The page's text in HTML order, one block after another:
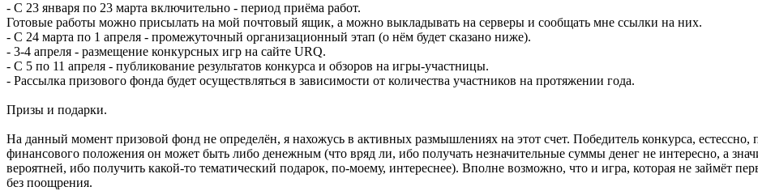
- С 23 января по 23 марта включительно - период приёма работ.
Готовые работы можно присылать на мой почтовый ящик, а можно выкладывать на серверы и сообщать мне ссылки на них.
- С 24 марта по 1 апреля - промежуточный организационный этап (о нём будет сказано ниже).
- 3-4 апреля - размещение конкурсных игр на сайте URQ.
- C 5 по 11 апреля - публикование результатов конкурса и обзоров на игры-участницы.
- Рассылка призового фонда будет осуществляться в зависимости от количества участников на протяжении года.
Призы и подарки.
На данный момент призовой фонд не определён, я нахожусь в активных размышлениях на этот счет. Победитель конкурса,
финансового положения он может быть либо денежным (что вряд ли, ибо получать незначительные суммы денег не интересно, а
вероятней, ибо получить какой-то тематический подарок, по-моему, интереснее). Вполне возможно, что и игра, которая не займёт
без поощрения.